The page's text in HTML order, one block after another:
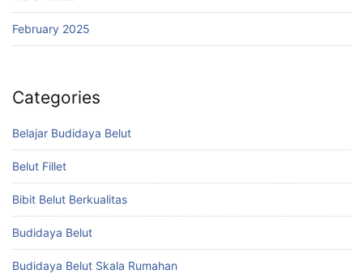
February 2025
Categories
Belajar Budidaya Belut
Belut Fillet
Bibit Belut Berkualitas
Budidaya Belut
Budidaya Belut Skala Rumahan